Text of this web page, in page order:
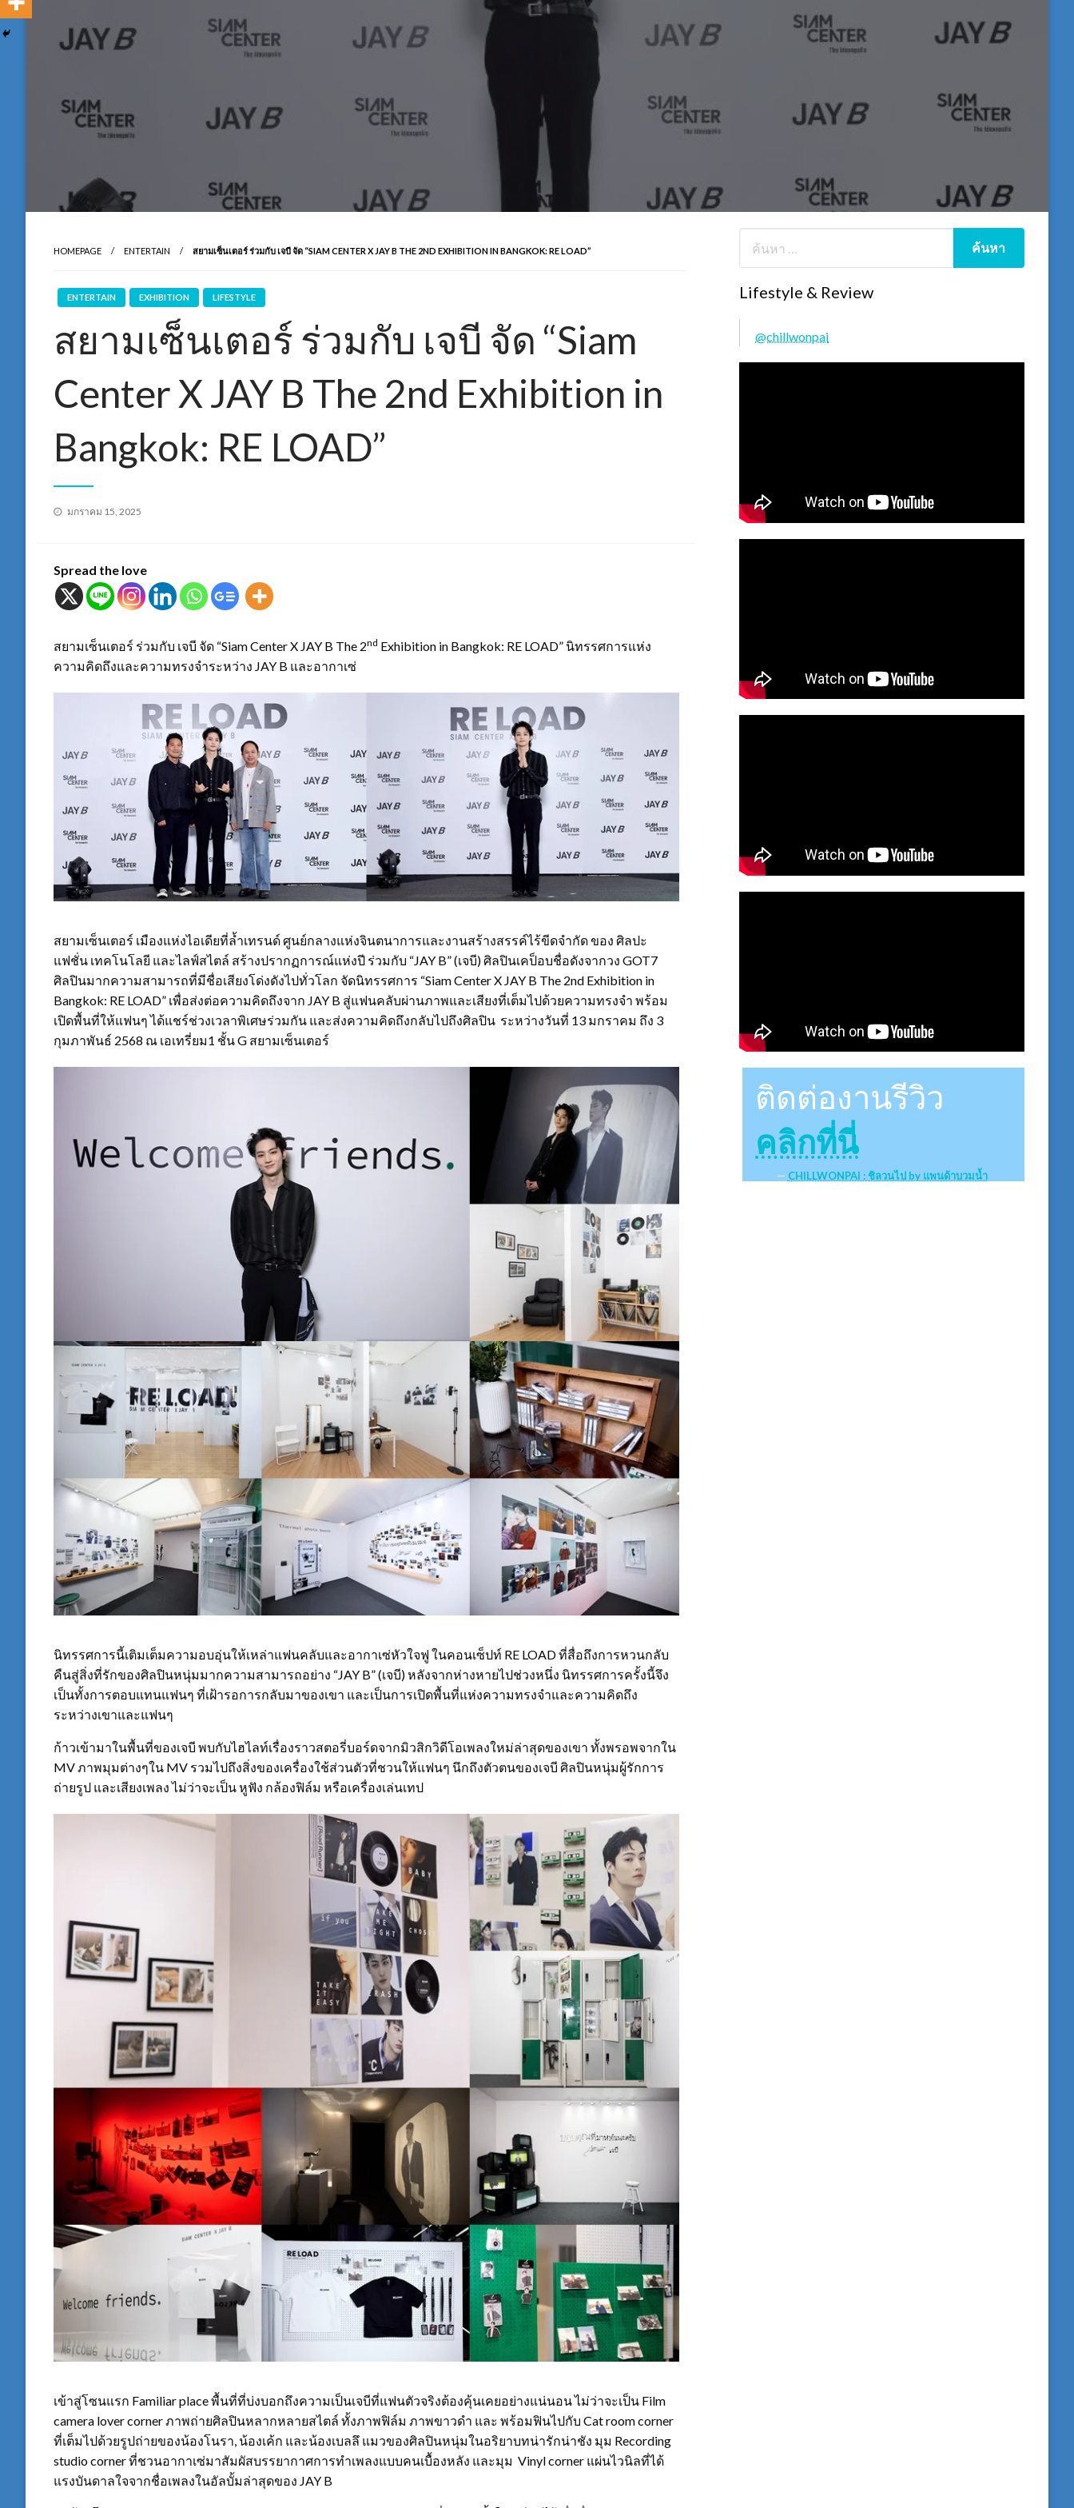
HOMEPAGE ENTERTAIN สยามเซ็นเตอร์ ร่วมกับ เจบี จัด “SIAM CENTER X JAY B THE 2ND EXHIBITION IN BANGKOK: RE LOAD”
ENTERTAIN EXHIBITION LIFESTYLE
สยามเซ็นเตอร์ ร่วมกับ เจบี จัด “Siam
Center X JAY B The 2nd Exhibition in
Bangkok: RE LOAD”
Posted
มกราคม 15, 2025
Spread the love
สยามเซ็นเตอร์ ร่วมกับ เจบี จัด “Siam Center X JAY B The 2nd Exhibition in Bangkok: RE LOAD” นิทรรศการแห่ง
ความคิดถึงและความทรงจำระหว่าง JAY B และอากาเซ่
สยามเซ็นเตอร์ เมืองแห่งไอเดียที่ล้ำเทรนด์ ศูนย์กลางแห่งจินตนาการและงานสร้างสรรค์ไร้ขีดจำกัด ของ ศิลปะ
แฟชั่น เทคโนโลยี และไลฟ์สไตล์ สร้างปรากฏการณ์แห่งปี ร่วมกับ “JAY B” (เจบี) ศิลปินเคป็อบชื่อดังจากวง GOT7
ศิลปินมากความสามารถที่มีชื่อเสียงโด่งดังไปทั่วโลก จัดนิทรรศการ “Siam Center X JAY B The 2nd Exhibition in
Bangkok: RE LOAD” เพื่อส่งต่อความคิดถึงจาก JAY B สู่แฟนคลับผ่านภาพและเสียงที่เต็มไปด้วยความทรงจำ พร้อม
เปิดพื้นที่ให้แฟนๆ ได้แชร์ช่วงเวลาพิเศษร่วมกัน และส่งความคิดถึงกลับไปถึงศิลปิน ระหว่างวันที่ 13 มกราคม ถึง 3
กุมภาพันธ์ 2568 ณ เอเทรี่ยม1 ชั้น G สยามเซ็นเตอร์
นิทรรศการนี้เติมเต็มความอบอุ่นให้เหล่าแฟนคลับและอากาเซ่หัวใจฟู ในคอนเซ็ปท์ RE LOAD ที่สื่อถึงการหวนกลับ
คืนสู่สิ่งที่รักของศิลปินหนุ่มมากความสามารถอย่าง “JAY B” (เจบี) หลังจากห่างหายไปช่วงหนึ่ง นิทรรศการครั้งนี้จึง
เป็นทั้งการตอบแทนแฟนๆ ที่เฝ้ารอการกลับมาของเขา และเป็นการเปิดพื้นที่แห่งความทรงจำและความคิดถึง
ระหว่างเขาและแฟนๆ
ก้าวเข้ามาในพื้นที่ของเจบี พบกับไฮไลท์เรื่องราวสตอรี่บอร์ดจากมิวสิกวิดีโอเพลงใหม่ล่าสุดของเขา ทั้งพรอพจากใน
MV ภาพมุมต่างๆใน MV รวมไปถึงสิ่งของเครื่องใช้ส่วนตัวที่ชวนให้แฟนๆ นึกถึงตัวตนของเจบี ศิลปินหนุ่มผู้รักการ
ถ่ายรูป และเสียงเพลง ไม่ว่าจะเป็น หูฟัง กล้องฟิล์ม หรือเครื่องเล่นเทป
เข้าสู่โซนแรก Familiar place พื้นที่ที่บ่งบอกถึงความเป็นเจบีที่แฟนตัวจริงต้องคุ้นเคยอย่างแน่นอน ไม่ว่าจะเป็น Film
camera lover corner ภาพถ่ายศิลปินหลากหลายสไตล์ ทั้งภาพฟิล์ม ภาพขาวดำ และ พร้อมฟินไปกับ Cat room corner
ที่เต็มไปด้วยรูปถ่ายของน้องโนรา, น้องเค้ก และน้องเบลลึ แมวของศิลปินหนุ่มในอริยาบทน่ารักน่าชัง มุม Recording
studio corner ที่ชวนอากาเซ่มาสัมผัสบรรยากาศการทำเพลงแบบคนเบื้องหลัง และมุม Vinyl corner แผ่นไวนิลที่ได้
แรงบันดาลใจจากชื่อเพลงในอัลบั้มล่าสุดของ JAY B
Lifestyle & Review
@chillwonpai
ติดต่องานรีวิว
คลิกที่นี่
CHILLWONPAI : ชิลวนไป by แพนด้าบวมน้ำ